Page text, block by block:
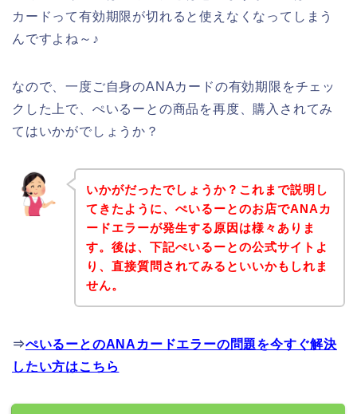
カードって有効期限が切れると使えなくなってしまう
んですよね～♪
なので、一度ご自身のANAカードの有効期限をチェッ
クした上で、ぺいるーとの商品を再度、購入されてみ
てはいかがでしょうか？
いかがだったでしょうか？これまで説明し
てきたように、ぺいるーとのお店でANAカ
ードエラーが発生する原因は様々ありま
す。後は、下記ぺいるーとの公式サイトよ
り、直接質問されてみるといいかもしれま
せん。
⇒ぺいるーとのANAカードエラーの問題を今すぐ解決
したい方はこちら